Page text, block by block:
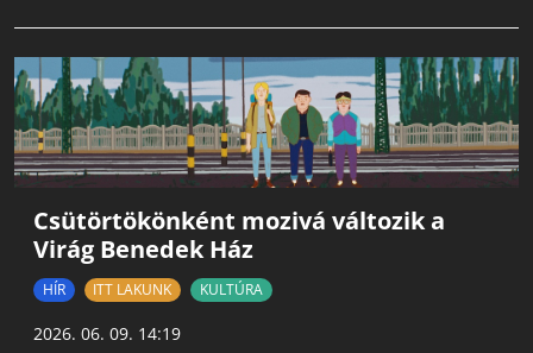
Csütörtökönként mozivá változik a
Virág Benedek Ház
HÍR ITT LAKUNK KULTÚRA
2026. 06. 09. 14:19